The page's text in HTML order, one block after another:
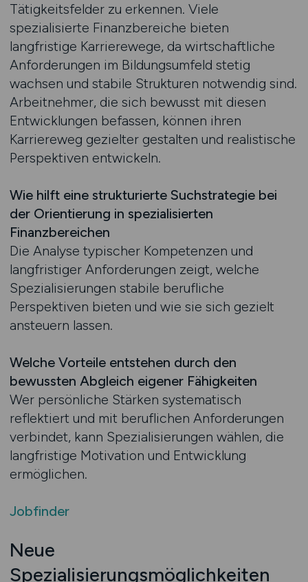
Tätigkeitsfelder zu erkennen. Viele
spezialisierte Finanzbereiche bieten
langfristige Karrierewege, da wirtschaftliche
Anforderungen im Bildungsumfeld stetig
wachsen und stabile Strukturen notwendig sind.
Arbeitnehmer, die sich bewusst mit diesen
Entwicklungen befassen, können ihren
Karriereweg gezielter gestalten und realistische
Perspektiven entwickeln.
Wie hilft eine strukturierte Suchstrategie bei
der Orientierung in spezialisierten
Finanzbereichen
Die Analyse typischer Kompetenzen und
langfristiger Anforderungen zeigt, welche
Spezialisierungen stabile berufliche
Perspektiven bieten und wie sie sich gezielt
ansteuern lassen.
Welche Vorteile entstehen durch den
bewussten Abgleich eigener Fähigkeiten
Wer persönliche Stärken systematisch
reflektiert und mit beruflichen Anforderungen
verbindet, kann Spezialisierungen wählen, die
langfristige Motivation und Entwicklung
ermöglichen.
Jobfinder
Neue
Spezialisierungsmöglichkeiten